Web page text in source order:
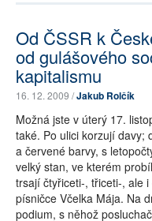
Od ČSSR k
od gulášového
kapitalismu
16. 12. 2009 /Jakub Rolčík
Možná jste v úterý 17.
také. Po ulici korzují davy;
a červené barvy, s
velký stan, ve kterém
trsají čtyřiceti-, třiceti-, ale
písničce Včelka Mája. Na
podium, s něhož